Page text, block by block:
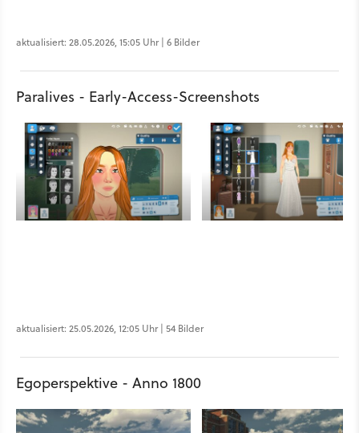
aktualisiert: 28.05.2026, 15:05 Uhr | 6 Bilder
Paralives - Early-Access-Screenshots
aktualisiert: 25.05.2026, 12:05 Uhr | 54 Bilder
Egoperspektive - Anno 1800